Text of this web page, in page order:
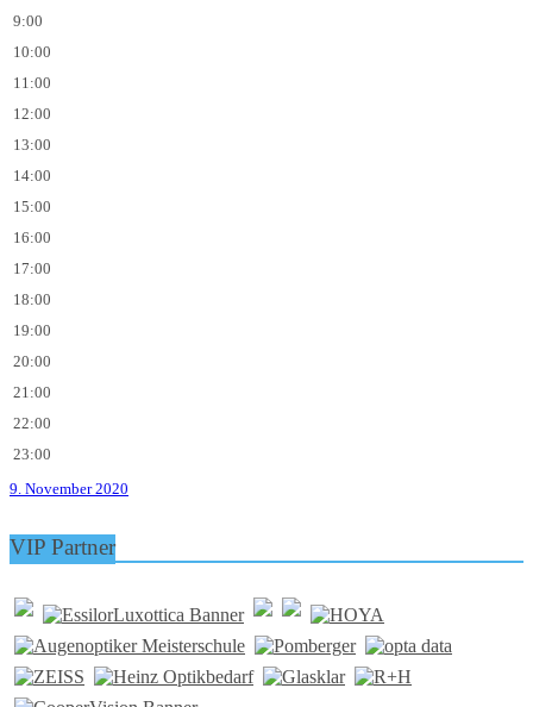
9:00
10:00
11:00
12:00
13:00
14:00
15:00
16:00
17:00
18:00
19:00
20:00
21:00
22:00
23:00
9. November 2020
VIP Partner